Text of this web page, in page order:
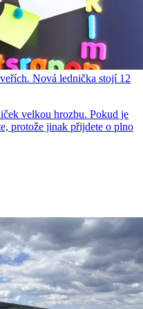
Nová lednička stojí 12
velkou hrozbu. Pokud je
protože jinak přijdete o plno